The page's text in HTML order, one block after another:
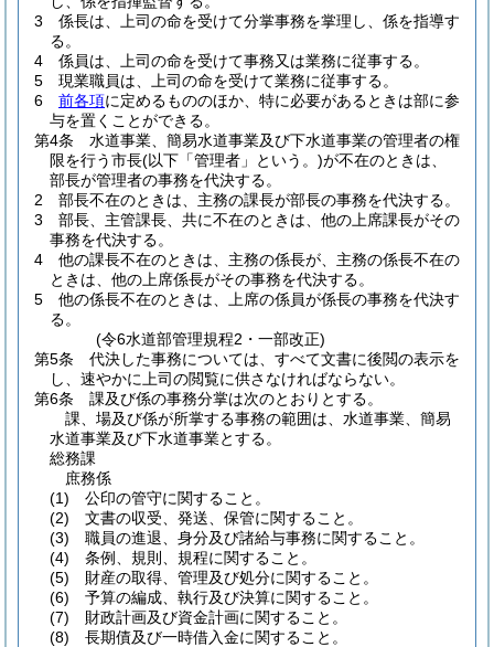
3
係長は、上司の命を受けて分掌事務を掌理し、係を指導す
る。
4
係員は、上司の命を受けて事務又は業務に従事する。
5
現業職員は、上司の命を受けて業務に従事する。
6
前各項に定めるもののほか、特に必要があるときは部に参
与を置くことができる。
第4条
水道事業、簡易水道事業及び下水道事業の管理者の権
限を行う市長(以下「管理者」という。)が不在のときは、
部長が管理者の事務を代決する。
2
部長不在のときは、主務の課長が部長の事務を代決する。
3
部長、主管課長、共に不在のときは、他の上席課長がその
事務を代決する。
4
他の課長不在のときは、主務の係長が、主務の係長不在の
ときは、他の上席係長がその事務を代決する。
5
他の係長不在のときは、上席の係員が係長の事務を代決す
る。
(令6水道部管理規程2・一部改正)
第5条
代決した事務については、すべて文書に後閲の表示を
し、速やかに上司の閲覧に供さなければならない。
第6条
課及び係の事務分掌は次のとおりとする。
課、場及び係が所掌する事務の範囲は、水道事業、簡易
水道事業及び下水道事業とする。
総務課
庶務係
(1) 公印の管守に関すること。
(2) 文書の収受、発送、保管に関すること。
(3) 職員の進退、身分及び諸給与事務に関すること。
(4) 条例、規則、規程に関すること。
(5) 財産の取得、管理及び処分に関すること。
(6) 予算の編成、執行及び決算に関すること。
(7) 財政計画及び資金計画に関すること。
(8) 長期債及び一時借入金に関すること。